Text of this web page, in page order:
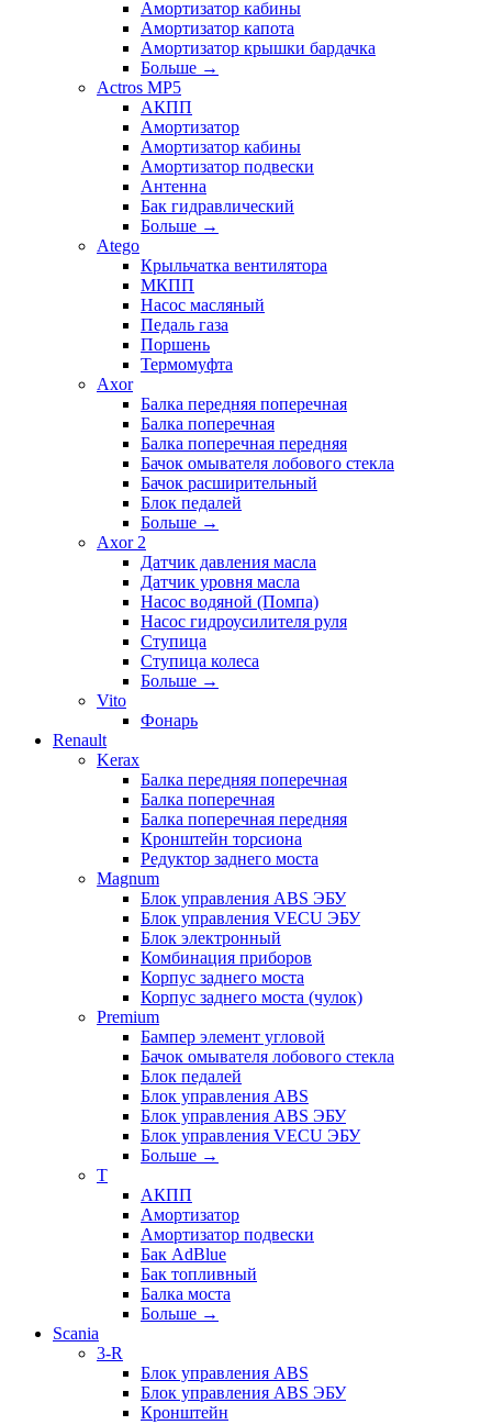
Амортизатор кабины
Амортизатор капота
Амортизатор крышки бардачка
Больше →
Actros MP5
АКПП
Амортизатор
Амортизатор кабины
Амортизатор подвески
Антенна
Бак гидравлический
Больше →
Atego
Крыльчатка вентилятора
МКПП
Насос масляный
Педаль газа
Поршень
Термомуфта
Axor
Балка передняя поперечная
Балка поперечная
Балка поперечная передняя
Бачок омывателя лобового стекла
Бачок расширительный
Блок педалей
Больше →
Axor 2
Датчик давления масла
Датчик уровня масла
Насос водяной (Помпа)
Насос гидроусилителя руля
Ступица
Ступица колеса
Больше →
Vito
Фонарь
Renault
Kerax
Балка передняя поперечная
Балка поперечная
Балка поперечная передняя
Кронштейн торсиона
Редуктор заднего моста
Magnum
Блок управления ABS ЭБУ
Блок управления VECU ЭБУ
Блок электронный
Комбинация приборов
Корпус заднего моста
Корпус заднего моста (чулок)
Premium
Бампер элемент угловой
Бачок омывателя лобового стекла
Блок педалей
Блок управления ABS
Блок управления ABS ЭБУ
Блок управления VECU ЭБУ
Больше →
T
АКПП
Амортизатор
Амортизатор подвески
Бак AdBlue
Бак топливный
Балка моста
Больше →
Scania
3-R
Блок управления ABS
Блок управления ABS ЭБУ
Кронштейн